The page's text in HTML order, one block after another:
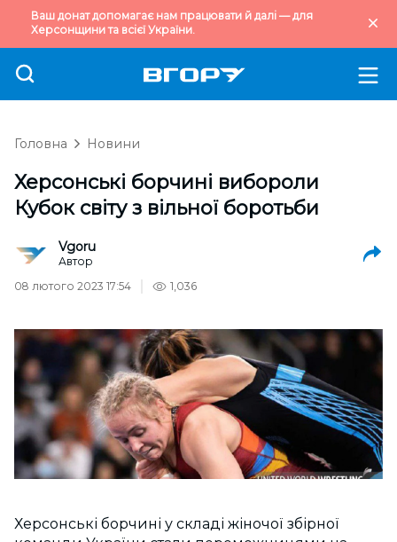
Ваш донат допомагає нам працювати й далі — для
Херсонщини та всієї України.
Головна Новини
Херсонські борчині вибороли
Кубок світу з вільної боротьби
Vgoru
Автор
08 лютого 2023 17:54
1,036
Херсонські борчині у складі жіночої збірної